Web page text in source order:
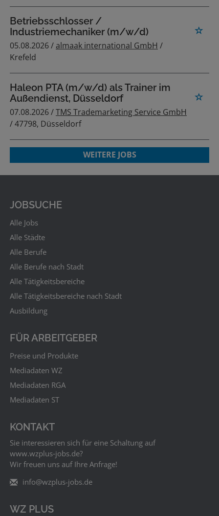
Betriebsschlosser /
Industriemechaniker (m/w/d)
05.08.2026 /almaak international GmbH /
Krefeld
Haleon PTA (m/w/d) als Trainer im
Außendienst, Düsseldorf
07.08.2026 /TMS Trademarketing Service GmbH
/ 47798, Düsseldorf
WEITERE JOBS
JOBSUCHE
Alle Jobs
Alle Städte
Alle Berufe
Alle Berufe nach Stadt
Alle Tätigkeitsbereiche
Alle Tätigkeitsbereiche nach Stadt
Ausbildung
FÜR ARBEITGEBER
Preise und Produkte
Mediadaten WZ
Mediadaten RGA
Mediadaten ST
KONTAKT
Sie interessieren sich für eine Schaltung auf
www.wzplus‑jobs.de?
Wir freuen uns auf Ihre Anfrage!
info@wzplus-jobs.de
WZ PLUS